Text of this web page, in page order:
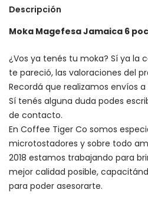
Descripción
Moka Magefesa Jamaica 6
¿Vos ya tenés tu moka? Sí ya la
te pareció, las valoraciones del
Recordá que realizamos envíos
Sí tenés alguna duda podes
de contacto.
En Coffee Tiger Co somos
microtostadores y sobre todo
2018 estamos trabajando para
mejor calidad posible,
para poder asesorarte.